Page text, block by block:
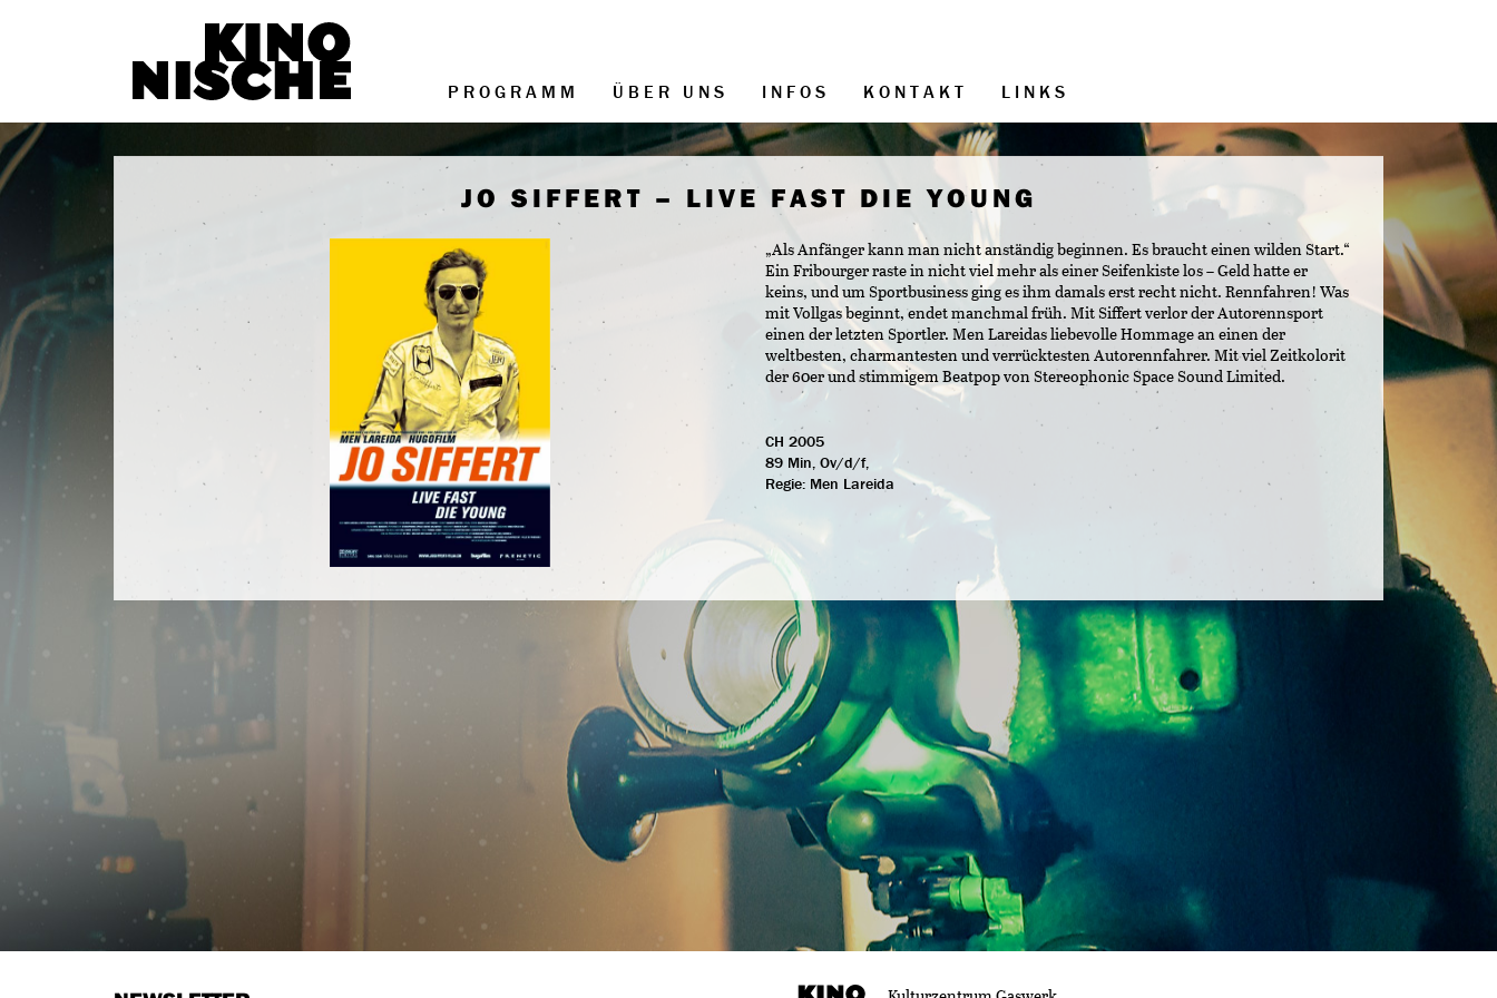
PROGRAMM ÜBER UNS INFOS KONTAKT LINKS
JO SIFFERT – LIVE FAST DIE YOUNG
„Als Anfänger kann man nicht anständig beginnen. Es braucht einen wilden Start.“
Ein Fribourger raste in nicht viel mehr als einer Seifenkiste los – Geld hatte er
keins, und um Sportbusiness ging es ihm damals erst recht nicht. Rennfahren! Was
mit Vollgas beginnt, endet manchmal früh. Mit Siffert verlor der Autorennsport
einen der letzten Sportler. Men Lareidas liebevolle Hommage an einen der
weltbesten, charmantesten und verrücktesten Autorennfahrer. Mit viel Zeitkolorit
der 60er und stimmigem Beatpop von Stereophonic Space Sound Limited.
CH 2005
89 Min, Ov/d/f,
Regie: Men Lareida